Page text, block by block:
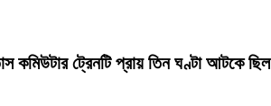
কমিউটার ট্রেনটি প্রায় তিন ঘণ্টা আটকে ছিল